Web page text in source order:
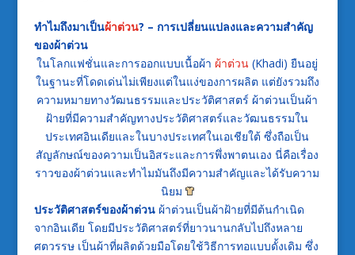
ทำไมถึงมาเป็นผ้าต่วน? – การเปลี่ยนแปลงและความสำคัญ
ของผ้าต่วน
ในโลกแฟชั่นและการออกแบบเนื้อผ้า ผ้าต่วน (Khadi) ยืนอยู่
ในฐานะที่โดดเด่นไม่เพียงแต่ในแง่ของการผลิต แต่ยังรวมถึง
ความหมายทางวัฒนธรรมและประวัติศาสตร์ ผ้าต่วนเป็นผ้า
ฝ้ายที่มีความสำคัญทางประวัติศาสตร์และวัฒนธรรมใน
ประเทศอินเดียและในบางประเทศในเอเชียใต้ ซึ่งถือเป็น
สัญลักษณ์ของความเป็นอิสระและการพึ่งพาตนเอง นี่คือเรื่อง
ราวของผ้าต่วนและทำไมมันถึงมีความสำคัญและได้รับความ
นิยม
ประวัติศาสตร์ของผ้าต่วนผ้าต่วนเป็นผ้าฝ้ายที่มีต้นกำเนิด
จากอินเดีย โดยมีประวัติศาสตร์ที่ยาวนานกลับไปถึงหลาย
ศตวรรษ เป็นผ้าที่ผลิตด้วยมือโดยใช้วิธีการทอแบบดั้งเดิม ซึ่ง